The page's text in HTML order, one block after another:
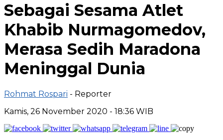
Sebagai Sesama Atlet
Khabib Nurmagomedov,
Merasa Sedih Maradona
Meninggal Dunia
Rohmat Rospari - Reporter
Kamis, 26 November 2020 - 18:36 WIB